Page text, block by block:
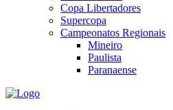
Copa Libertadores
Supercopa
Campeonatos Regionais
Mineiro
Paulista
Paranaense